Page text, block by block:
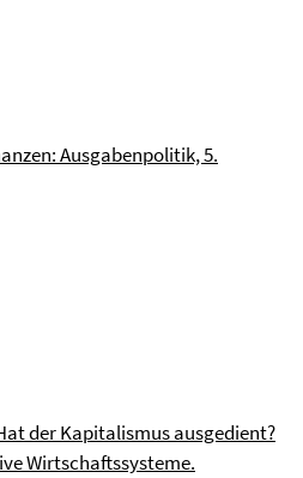
Ausgabenpolitik, 5.
der Kapitalismus ausgedient?
Wirtschaftssysteme.